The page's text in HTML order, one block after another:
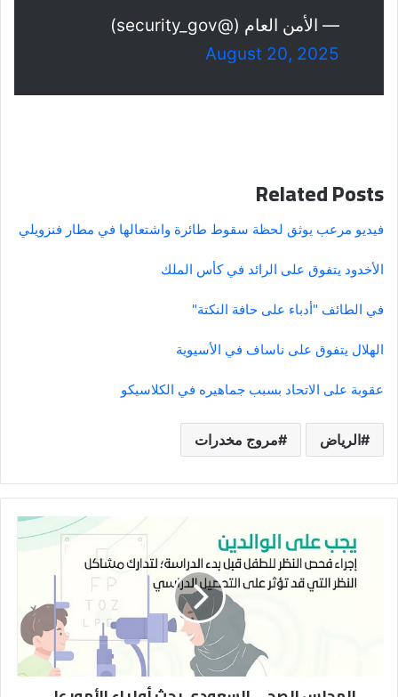
— الأمن العام (@security_gov)
August 20, 2025
Related Posts
فيديو مرعب يوثق لحظة سقوط طائرة واشتعالها في مطار فنزويلي
الأخدود يتفوق على الرائد في كأس الملك
في الطائف "أدباء على حافة النكتة"
الهلال يتفوق على ناساف في الأسيوية
عقوبة على الاتحاد بسبب جماهيره في الكلاسيكو
الرياض مروج مخدرات
الصحي
السعودي
الأطفال